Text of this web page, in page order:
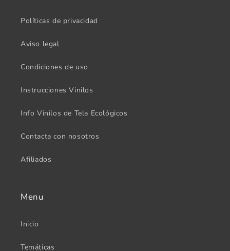
Políticas de privacidad
Aviso legal
Condiciones de uso
Instrucciones Vinilos
Info Vinilos de Tela Ecológicos
Contacta con nosotros
Afiliados
Menu
Inicio
Temáticas